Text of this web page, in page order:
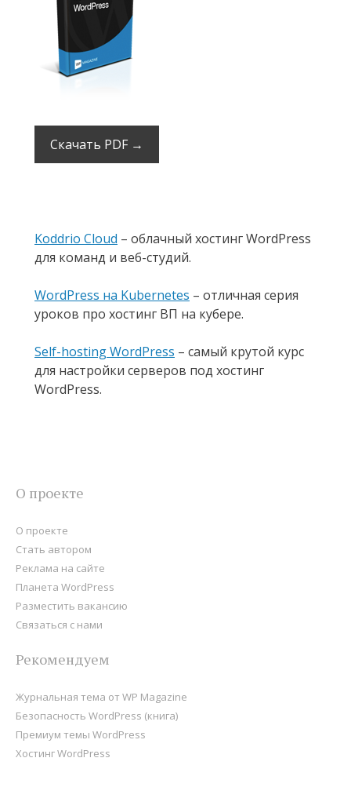
Скачать PDF →
Koddrio Cloud – облачный хостинг WordPress
для команд и веб-студий.
WordPress на Kubernetes – отличная серия
уроков про хостинг ВП на кубере.
Self-hosting WordPress – самый крутой курс
для настройки серверов под хостинг
WordPress.
О проекте
О проекте
Стать автором
Реклама на сайте
Планета WordPress
Разместить вакансию
Связаться с нами
Рекомендуем
Журнальная тема от WP Magazine
Безопасность WordPress (книга)
Премиум темы WordPress
Хостинг WordPress